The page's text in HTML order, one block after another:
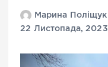
Марина Поліщук
22 Листопада, 2023